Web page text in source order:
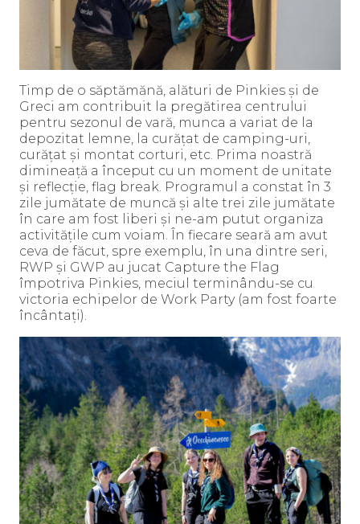
Timp de o săptămănă, alături de Pinkies și de
Greci am contribuit la pregătirea centrului
pentru sezonul de vară, munca a variat de la
depozitat lemne, la curățat de camping-uri,
curățat și montat corturi, etc. Prima noastră
dimineață a început cu un moment de unitate
și reflecție, flag break. Programul a constat în 3
zile jumătate de muncă și alte trei zile jumătate
în care am fost liberi și ne-am putut organiza
activitățile cum voiam. În fiecare seară am avut
ceva de făcut, spre exemplu, în una dintre seri,
RWP și GWP au jucat Capture the Flag
împotriva Pinkies, meciul terminându-se cu
victoria echipelor de Work Party (am fost foarte
încântați).